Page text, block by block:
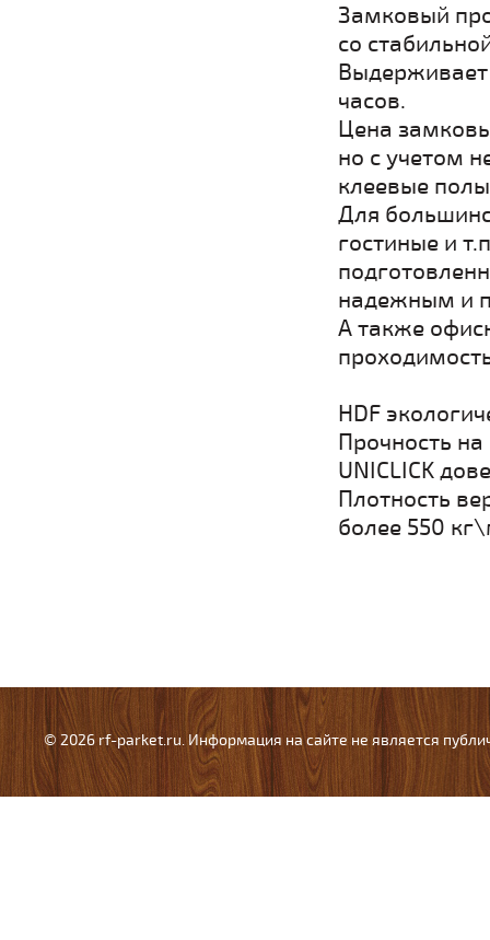
Замковый
со
Выдерживает
часов.
Цена
но с учетом
клеевые
Для
гостиные и
надежным и
А также
HDF
Прочность
UNICLICK
Плотность
более 550
© 2026 rf-parket.ru. Информация на сайте не является